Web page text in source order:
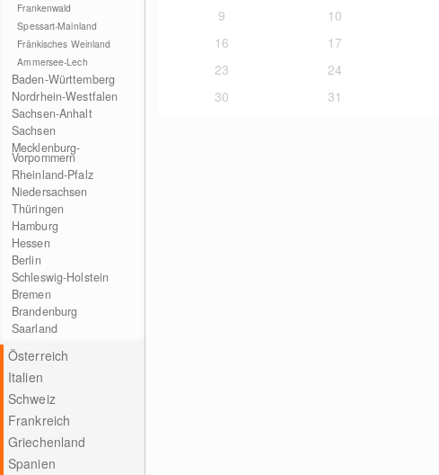
Frankenwald
Spessart-Mainland
Fränkisches Weinland
Ammersee-Lech
Baden-Württemberg
Nordrhein-Westfalen
Sachsen-Anhalt
Sachsen
Mecklenburg-
Vorpommern
Rheinland-Pfalz
Niedersachsen
Thüringen
Hamburg
Hessen
Berlin
Schleswig-Holstein
Bremen
Brandenburg
Saarland
Österreich
Italien
Schweiz
Frankreich
Griechenland
Spanien
9
10
16
17
23
24
30
31